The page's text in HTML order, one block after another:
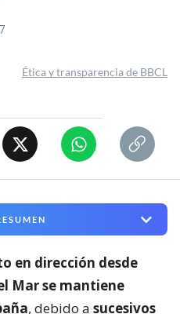
Ética y transparencia de BBCL
en dirección desde
Mar se mantiene
, debido a sucesivos